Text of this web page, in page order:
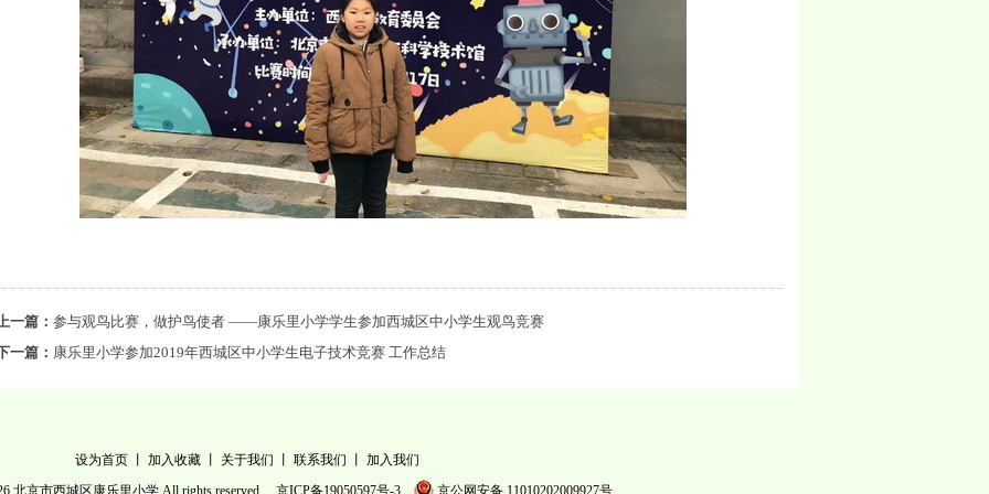
一篇： 参与观鸟比赛，做护鸟使者 ——康乐里小学学生参加西城区中小学生观鸟竞赛
一篇： 康乐里小学参加2019年西城区中小学生电子技术竞赛 工作总结
设为首页 加入收藏 关于我们 联系我们
加入我们
北京市西城区康乐里小学 All rights reserved. 京ICP备19050597号-3 京公网安备 11010202009927号